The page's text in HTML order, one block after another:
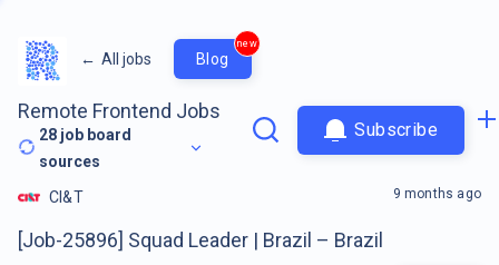
← All jobs Blog
new
Remote Frontend Jobs
28 job board
sources
Subscribe
CI&T
[Job-25896] Squad Leader | Brazil – Brazil
9 months ago